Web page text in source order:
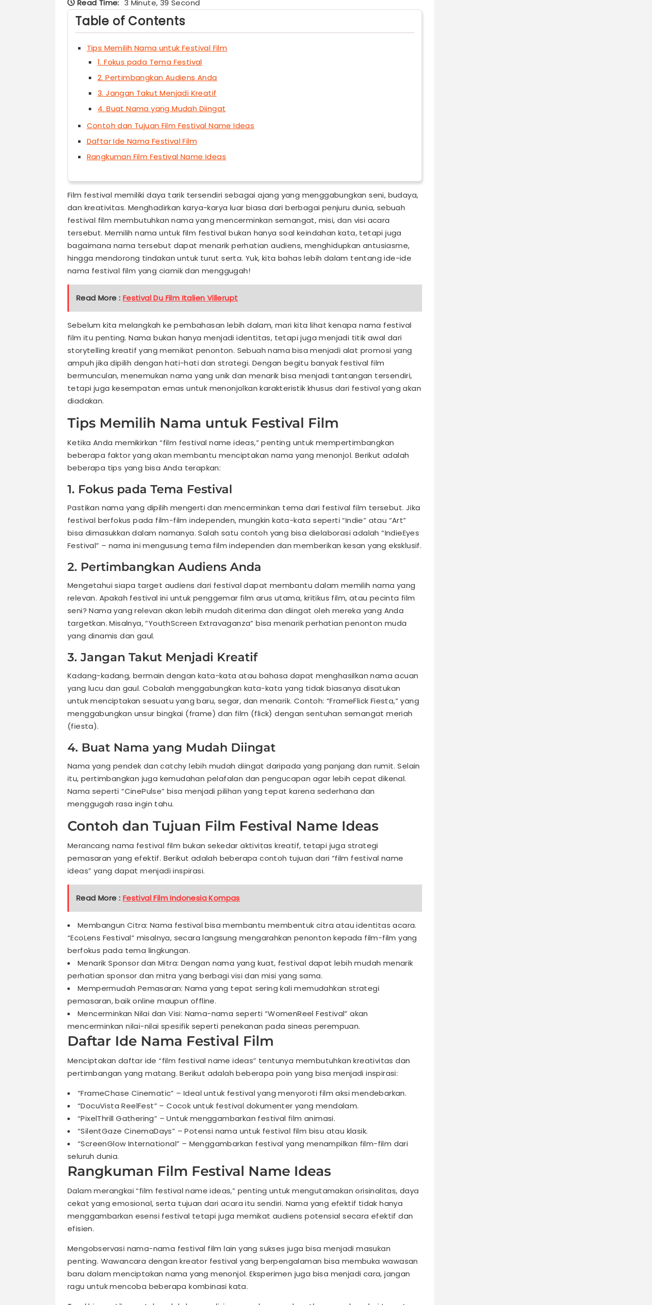
Read Time: 3 Minute, 39 Second
Table of Contents
Tips Memilih Nama untuk Festival Film
1. Fokus pada Tema Festival
2. Pertimbangkan Audiens Anda
3. Jangan Takut Menjadi Kreatif
4. Buat Nama yang Mudah Diingat
Contoh dan Tujuan Film Festival Name Ideas
Daftar Ide Nama Festival Film
Rangkuman Film Festival Name Ideas
Film festival memiliki daya tarik tersendiri sebagai ajang yang menggabungkan seni, budaya,
dan kreativitas. Menghadirkan karya-karya luar biasa dari berbagai penjuru dunia, sebuah
festival film membutuhkan nama yang mencerminkan semangat, misi, dan visi acara
tersebut. Memilih nama untuk film festival bukan hanya soal keindahan kata, tetapi juga
bagaimana nama tersebut dapat menarik perhatian audiens, menghidupkan antusiasme,
hingga mendorong tindakan untuk turut serta. Yuk, kita bahas lebih dalam tentang ide-ide
nama festival film yang ciamik dan menggugah!
Read More : Festival Du Film Italien Villerupt
Sebelum kita melangkah ke pembahasan lebih dalam, mari kita lihat kenapa nama festival
film itu penting. Nama bukan hanya menjadi identitas, tetapi juga menjadi titik awal dari
storytelling kreatif yang memikat penonton. Sebuah nama bisa menjadi alat promosi yang
ampuh jika dipilih dengan hati-hati dan strategi. Dengan begitu banyak festival film
bermunculan, menemukan nama yang unik dan menarik bisa menjadi tantangan tersendiri,
tetapi juga kesempatan emas untuk menonjolkan karakteristik khusus dari festival yang akan
diadakan.
Tips Memilih Nama untuk Festival Film
Ketika Anda memikirkan “film festival name ideas,” penting untuk mempertimbangkan
beberapa faktor yang akan membantu menciptakan nama yang menonjol. Berikut adalah
beberapa tips yang bisa Anda terapkan:
1. Fokus pada Tema Festival
Pastikan nama yang dipilih mengerti dan mencerminkan tema dari festival film tersebut. Jika
festival berfokus pada film-film independen, mungkin kata-kata seperti “Indie” atau “Art”
bisa dimasukkan dalam namanya. Salah satu contoh yang bisa dielaborasi adalah “IndieEyes
Festival” – nama ini mengusung tema film independen dan memberikan kesan yang eksklusif.
2. Pertimbangkan Audiens Anda
Mengetahui siapa target audiens dari festival dapat membantu dalam memilih nama yang
relevan. Apakah festival ini untuk penggemar film arus utama, kritikus film, atau pecinta film
seni? Nama yang relevan akan lebih mudah diterima dan diingat oleh mereka yang Anda
targetkan. Misalnya, “YouthScreen Extravaganza” bisa menarik perhatian penonton muda
yang dinamis dan gaul.
3. Jangan Takut Menjadi Kreatif
Kadang-kadang, bermain dengan kata-kata atau bahasa dapat menghasilkan nama acuan
yang lucu dan gaul. Cobalah menggabungkan kata-kata yang tidak biasanya disatukan
untuk menciptakan sesuatu yang baru, segar, dan menarik. Contoh: “FrameFlick Fiesta,” yang
menggabungkan unsur bingkai (frame) dan film (flick) dengan sentuhan semangat meriah
(fiesta).
4. Buat Nama yang Mudah Diingat
Nama yang pendek dan catchy lebih mudah diingat daripada yang panjang dan rumit. Selain
itu, pertimbangkan juga kemudahan pelafalan dan pengucapan agar lebih cepat dikenal.
Nama seperti “CinePulse” bisa menjadi pilihan yang tepat karena sederhana dan
menggugah rasa ingin tahu.
Contoh dan Tujuan Film Festival Name Ideas
Merancang nama festival film bukan sekedar aktivitas kreatif, tetapi juga strategi
pemasaran yang efektif. Berikut adalah beberapa contoh tujuan dari “film festival name
ideas” yang dapat menjadi inspirasi.
Read More : Festival Film Indonesia Kompas
Membangun Citra: Nama festival bisa membantu membentuk citra atau identitas acara.
“EcoLens Festival” misalnya, secara langsung mengarahkan penonton kepada film-film yang
berfokus pada tema lingkungan.
Menarik Sponsor dan Mitra: Dengan nama yang kuat, festival dapat lebih mudah menarik
perhatian sponsor dan mitra yang berbagi visi dan misi yang sama.
Mempermudah Pemasaran: Nama yang tepat sering kali memudahkan strategi
pemasaran, baik online maupun offline.
Mencerminkan Nilai dan Visi: Nama-nama seperti “WomenReel Festival” akan
mencerminkan nilai-nilai spesifik seperti penekanan pada sineas perempuan.
Daftar Ide Nama Festival Film
Menciptakan daftar ide “film festival name ideas” tentunya membutuhkan kreativitas dan
pertimbangan yang matang. Berikut adalah beberapa poin yang bisa menjadi inspirasi:
“FrameChase Cinematic” – Ideal untuk festival yang menyoroti film aksi mendebarkan.
“DocuVista ReelFest” – Cocok untuk festival dokumenter yang mendalam.
“PixelThrill Gathering” – Untuk menggambarkan festival film animasi.
“SilentGaze CinemaDays” – Potensi nama untuk festival film bisu atau klasik.
“ScreenGlow International” – Menggambarkan festival yang menampilkan film-film dari
seluruh dunia.
Rangkuman Film Festival Name Ideas
Dalam merangkai “film festival name ideas,” penting untuk mengutamakan orisinalitas, daya
cekat yang emosional, serta tujuan dari acara itu sendiri. Nama yang efektif tidak hanya
menggambarkan esensi festival tetapi juga memikat audiens potensial secara efektif dan
efisien.
Mengobservasi nama-nama festival film lain yang sukses juga bisa menjadi masukan
penting. Wawancara dengan kreator festival yang berpengalaman bisa membuka wawasan
baru dalam menciptakan nama yang menonjol. Eksperimen juga bisa menjadi cara, jangan
ragu untuk mencoba beberapa kombinasi kata.